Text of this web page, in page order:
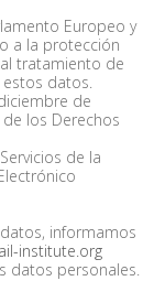
Europeo y
a la protección
tratamiento de
datos.
de
los Derechos
de la
informamos
institute.org
datos personales.